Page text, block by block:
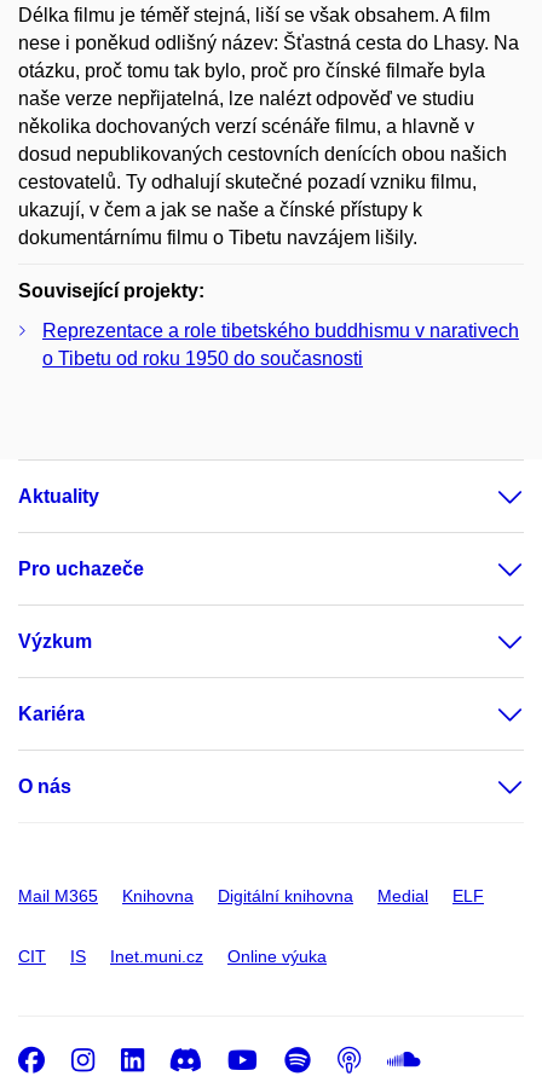
Délka filmu je téměř stejná, liší se však obsahem. A film
nese i poněkud odlišný název: Šťastná cesta do Lhasy. Na
otázku, proč tomu tak bylo, proč pro čínské filmaře byla
naše verze nepřijatelná, lze nalézt odpověď ve studiu
několika dochovaných verzí scénáře filmu, a hlavně v
dosud nepublikovaných cestovních denících obou našich
cestovatelů. Ty odhalují skutečné pozadí vzniku filmu,
ukazují, v čem a jak se naše a čínské přístupy k
dokumentárnímu filmu o Tibetu navzájem lišily.
Související projekty:
Reprezentace a role tibetského buddhismu v narativech
o Tibetu od roku 1950 do současnosti
Aktuality
Pro uchazeče
Výzkum
Kariéra
O nás
Mail M365 Knihovna Digitální knihovna Medial ELF
CIT IS Inet.muni.cz Online výuka
Facebook
Instagram
LinkedIn
DiscordYoutube
Spotify
Podcast